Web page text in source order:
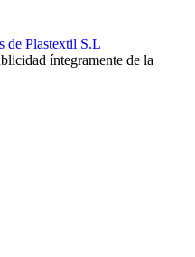
de Plastextil S.L
íntegramente de la